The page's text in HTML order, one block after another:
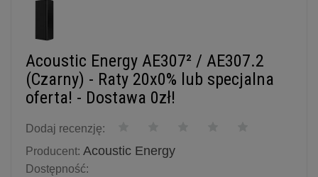
Acoustic Energy AE307² / AE307.2
(Czarny) - Raty 20x0% lub specjalna
oferta! - Dostawa 0zł!
Dodaj recenzję:
Producent: Acoustic Energy
Dostępność: